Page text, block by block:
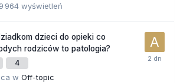
964 wyświetleń
dzieci do opieki co
rodziców to patologia?
4
w Off-topic